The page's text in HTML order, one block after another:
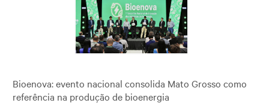
Bioenova: evento nacional consolida Mato Grosso como
referência na produção de bioenergia